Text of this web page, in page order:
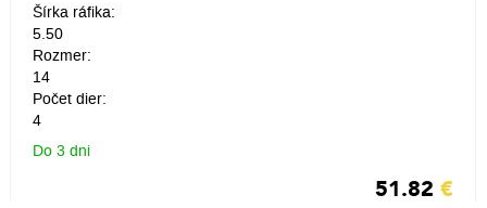
Šírka ráfika:
5.50
Rozmer:
14
Počet dier:
4
Do 3 dni
51.82 €